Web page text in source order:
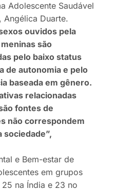
Adolescente Saudável
Angélica Duarte.
ouvidos pela
são
pelo baixo status
de autonomia e pelo
baseada em gênero.
relacionadas
fontes de
não correspondem
sociedade”,
e Bem-estar de
em grupos
na Índia e 23 no